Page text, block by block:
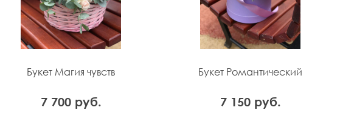
Букет Магия чувств
7 700 руб.
Букет Романтический
7 150 руб.